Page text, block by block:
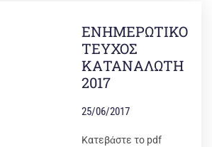
ΕΝΗΜΕΡΩΤΙΚΟ
ΤΕΥΧΟΣ
ΚΑΤΑΝΑΛΩΤΗ
2017
25/06/2017
Κατεβάστε το pdf